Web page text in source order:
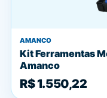
AMANCO
Kit Ferramentas
Amanco
R$ 1.550,22